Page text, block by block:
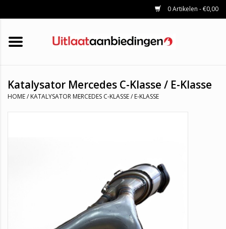
0 Artikelen - €0,00
HOME
KATALYSATOREN
UNIVERSELE UITLAATDELEN
Katalysator Mercedes C-Klasse / E-Klasse
HOME/ KATALYSATOR MERCEDES C-KLASSE / E-KLASSE